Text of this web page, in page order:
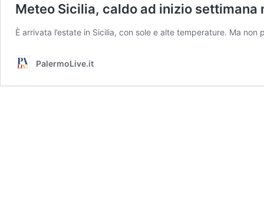
Meteo Sicilia, caldo ad inizio
È arrivata l’estate in Sicilia, con sole e alte temperature. Ma
PalermoLive.it